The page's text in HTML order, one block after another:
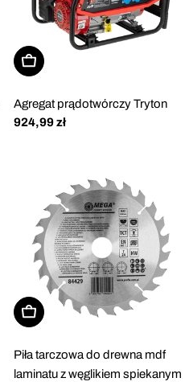
Dodaj do koszyka
Agregat prądotwórczy Tryton
Cena
924,99 zł
Dodaj do koszyka
Piła tarczowa do drewna mdf
laminatu z węglikiem spiekanym